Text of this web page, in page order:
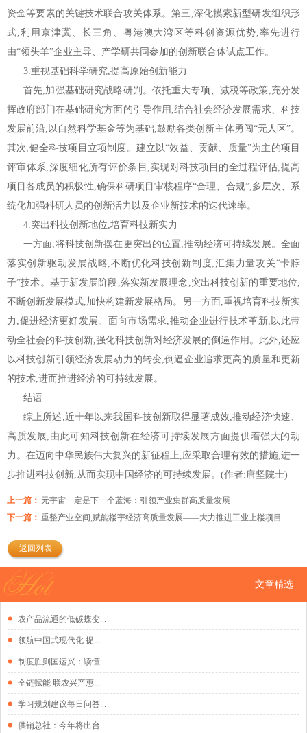
资金等要素的关键技术联合攻关体系。第三,深化摸索新型研发组织形
式,利用京津冀、长三角、粤港澳大湾区等科创资源优势,率先进行
由“领头羊”企业主导、产学研共同参加的创新联合体试点工作。
3.重视基础科学研究,提高原始创新能力
首先,加强基础研究战略研判。依托重大专项、减税等政策,充分发
挥政府部门在基础研究方面的引导作用,结合社会经济发展需求、科技
发展前沿,以自然科学基金等为基础,鼓励各类创新主体勇闯“无人区”。
其次,健全科技项目立项制度。建立以“效益、贡献、质量”为主的项目
评审体系,深度细化所有评价条目,实现对科技项目的全过程评估,提高
项目各成员的积极性,确保科研项目审核程序“合理、合规”,多层次、系
统化加强科研人员的创新活力以及企业新技术的迭代速率。
4.突出科技创新地位,培育科技新实力
一方面,将科技创新摆在更突出的位置,推动经济可持续发展。全面
落实创新驱动发展战略,不断优化科技创新制度,汇集力量攻关“卡脖
子”技术。基于新发展阶段,落实新发展理念,突出科技创新的重要地位,
不断创新发展模式,加快构建新发展格局。另一方面,重视培育科技新实
力,促进经济更好发展。面向市场需求,推动企业进行技术革新,以此带
动全社会的科技创新,强化科技创新对经济发展的倒逼作用。此外,还应
以科技创新引领经济发展动力的转变,倒逼企业追求更高的质量和更新
的技术,进而推进经济的可持续发展。
结语
综上所述,近十年以来我国科技创新取得显著成效,推动经济快速、
高质发展,由此可知科技创新在经济可持续发展方面提供着强大的动
力。在迈向中华民族伟大复兴的新征程上,应采取合理有效的措施,进一
步推进科技创新,从而实现中国经济的可持续发展。(作者:唐坚院士)
上一篇： 元宇宙一定是下一个蓝海：引领产业集群高质量发展
下一篇： 重整产业空间,赋能楼宇经济高质量发展——大力推进工业上楼项目
返回列表
文章精选
农产品流通的低碳蝶变...
领航中国式现代化 提...
制度胜则国运兴：读懂...
全链赋能 联农兴产惠...
学习规划建议每日问答...
供销总社：今年将出台...